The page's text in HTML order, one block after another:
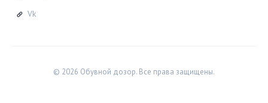
Vk
© 2026 Обувной дозор. Все права защищены.